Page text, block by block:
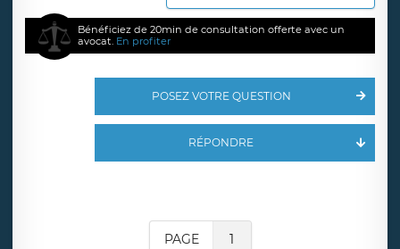
Bénéficiez de 20min de consultation offerte avec un
avocat. En profiter
POSEZ VOTRE QUESTION
RÉPONDRE
PAGE 1